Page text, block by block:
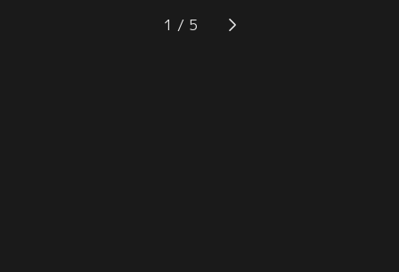
王族へ手紙を出して撤去中止を訴え
るが…。そんな折、興宣君が現れ、
一族は国王の意向を無視し、施設は
結局取り壊されることに。現場に駆
1